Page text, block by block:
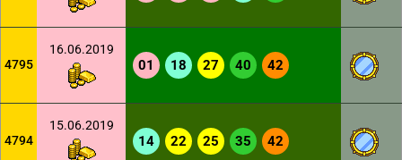
4795
16.06.2019
01 18 27 40 42
4794
15.06.2019
14 22 25 35 42